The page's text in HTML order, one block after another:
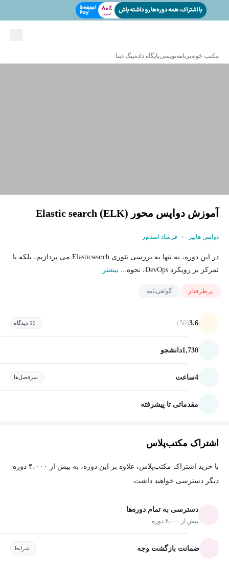
مکتب خونهبرنامه‌نویسیپایگاه دادهبیگ دیتا
آموزش دواپس محور Elastic search (ELK)
دواپس هابیز فرشاد اسدپور
در این دوره، نه تنها به بررسی تئوری Elasticsearch می پردازیم، بلکه با
تمرکز بر رویکرد DevOps، نحوه...
بیشتر
پرطرفدار گواهی‌نامه
3.6
(50) 19 دیدگاه
1,730دانشجو
4ساعت سرفصل‌ها
مقدماتی تا پیشرفته
اشتراک مکتب‌پلاس
با خرید اشتراک مکتب‌پلاس، علاوه بر این دوره، به بیش از ۴،۰۰۰ دوره
دیگر دسترسی خواهید داشت.
دسترسی به تمام دوره‌ها
بیش از ۴،۰۰۰ دوره
ضمانت بازگشت وجه شرایط